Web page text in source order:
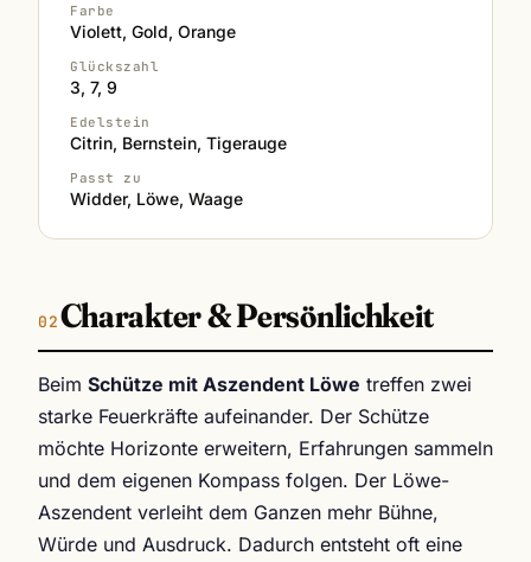
Farbe
Violett, Gold, Orange
Glückszahl
3, 7, 9
Edelstein
Citrin, Bernstein, Tigerauge
Passt zu
Widder, Löwe, Waage
Charakter & Persönlichkeit
Beim Schütze mit Aszendent Löwe treffen zwei
starke Feuerkräfte aufeinander. Der Schütze
möchte Horizonte erweitern, Erfahrungen sammeln
und dem eigenen Kompass folgen. Der Löwe-
Aszendent verleiht dem Ganzen mehr Bühne,
Würde und Ausdruck. Dadurch entsteht oft eine